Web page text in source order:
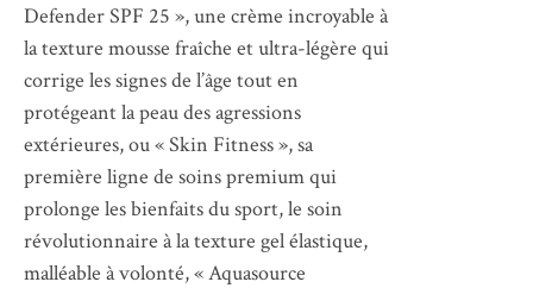
Defender SPF 25 », une crème incroyable à
la texture mousse fraîche et ultra-légère qui
corrige les signes de l’âge tout en
protégeant la peau des agressions
extérieures, ou « Skin Fitness », sa
première ligne de soins premium qui
prolonge les bienfaits du sport, le soin
révolutionnaire à la texture gel élastique,
malléable à volonté, « Aquasource